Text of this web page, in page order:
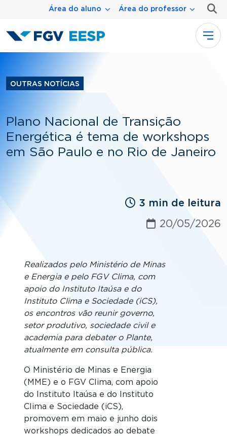
Pular para o conteúdo principal
Menu áreaÁrea do aluno Área do professor
OUTRAS NOTÍCIAS
Plano Nacional de Transição
Energética é tema de workshops
em São Paulo e no Rio de Janeiro
3 min de leitura
20/05/2026
Realizados pelo Ministério de Minas
e Energia e pelo FGV Clima, com
apoio do Instituto Itaúsa e do
Instituto Clima e Sociedade (iCS),
os encontros vão reunir governo,
setor produtivo, sociedade civil e
academia para debater o Plante,
atualmente em consulta pública.
O Ministério de Minas e Energia
(MME) e o FGV Clima, com apoio
do Instituto Itaúsa e do Instituto
Clima e Sociedade (iCS),
promovem em maio e junho dois
workshops dedicados ao debate